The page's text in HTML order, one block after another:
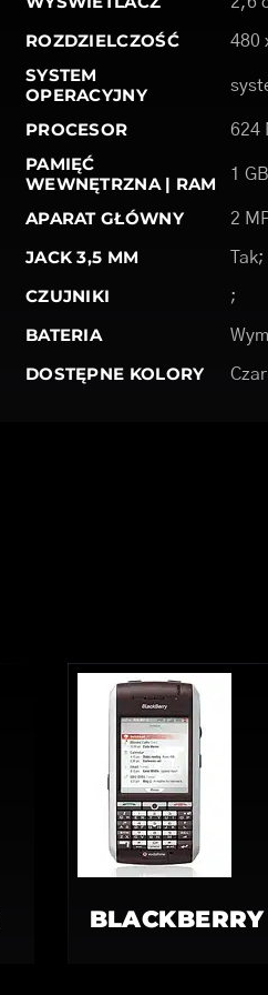
ROZDZIELCZOŚĆ 480
SYSTEM
OPERACYJNY
PROCESOR 624
PAMIĘĆ
WEWNĘTRZNA | RAM
1
APARAT GŁÓWNY 2
JACK 3,5 MM Tak;
CZUJNIKI ;
BATERIA
DOSTĘPNE KOLORY